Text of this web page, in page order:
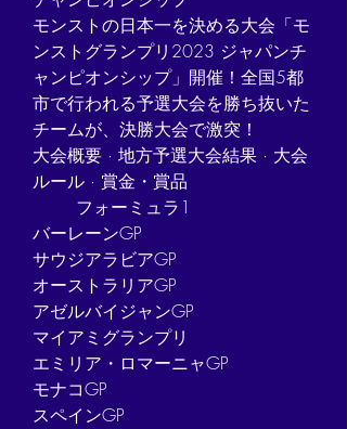
モンストの日本一を決める大会「モ
ンストグランプリ2023 ジャパンチ
ャンピオンシップ」開催！全国5都
市で行われる予選大会を勝ち抜いた
チームが、決勝大会で激突！
‎大会概要 · ‎地方予選大会結果 · ‎大会
ルール · ‎賞金・賞品
	フォーミュラ1
バーレーンGP
サウジアラビアGP
オーストラリアGP
アゼルバイジャンGP
マイアミグランプリ
エミリア・ロマーニャGP
モナコGP
スペインGP